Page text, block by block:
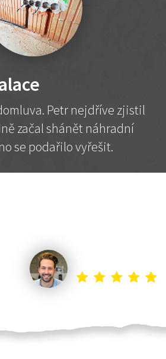
Petr nejdříve zjistil
začal shánět náhradní
se podařilo vyřešit.